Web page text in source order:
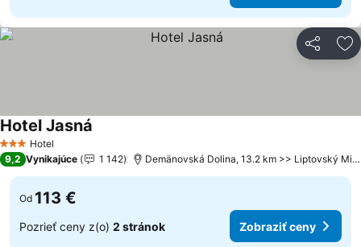
Zdieľať
3 Počet hviezdičiek
Hotel
Hotel Jasná
9,2 Vynikajúce 1 142 Demänovská Dolina, 13.2 km >> Liptovský Mikuláš
Od 113 €
Pozrieť ceny z(o) 2 stránok Zobraziť ceny